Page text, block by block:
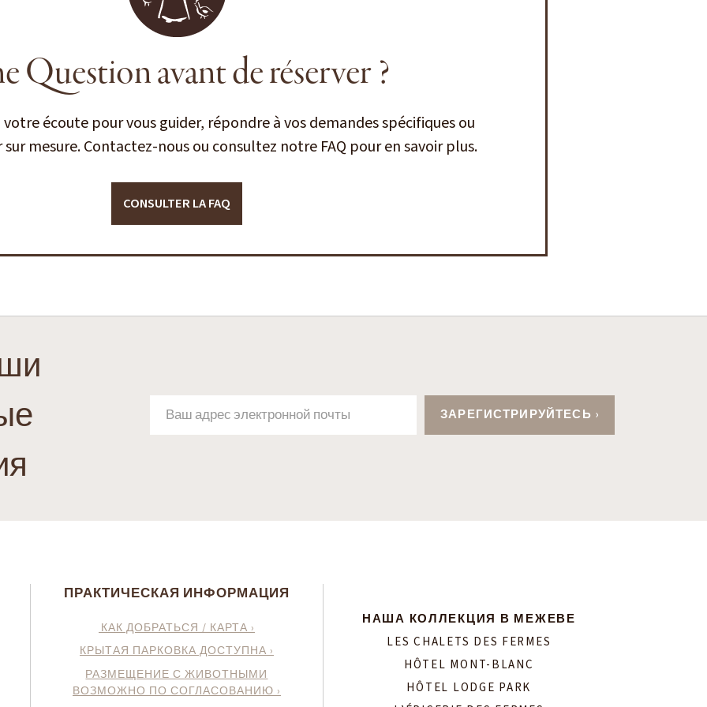
Question avant de réserver ?
écoute pour vous guider, répondre à vos demandes spécifiques ou
mesure. Contactez-nous ou consultez notre FAQ pour en savoir plus.
CONSULTER LA FAQ
ПРАКТИЧЕСКАЯ ИНФОРМАЦИЯ
КАК ДОБРАТЬСЯ / КАРТА ›
КРЫТАЯ ПАРКОВКА ДОСТУПНА ›
РАЗМЕЩЕНИЕ С ЖИВОТНЫМИ
ВОЗМОЖНО ПО СОГЛАСОВАНИЮ ›
НАША КОЛЛЕКЦИЯ В МЕЖЕВЕ
LES CHALETS DES FERMES
HÔTEL MONT-BLANC
HÔTEL LODGE PARK